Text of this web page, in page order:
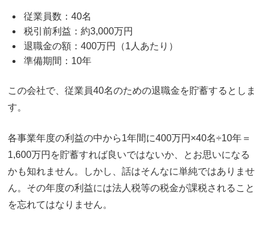
従業員数：40名
税引前利益：約3,000万円
退職金の額：400万円（1人あたり）
準備期間：10年
この会社で、従業員40名のための退職金を貯蓄するとしま
す。
各事業年度の利益の中から1年間に400万円×40名÷10年＝
1,600万円を貯蓄すれば良いではないか、とお思いになる
かも知れません。しかし、話はそんなに単純ではありませ
ん。その年度の利益には法人税等の税金が課税されること
を忘れてはなりません。